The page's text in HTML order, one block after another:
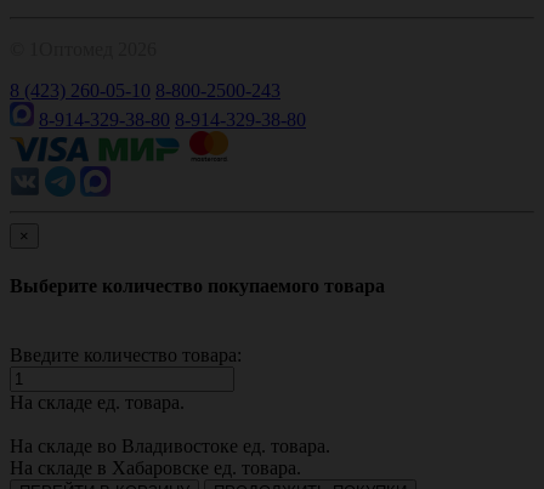
8 (423) 260-05-10 8-800-2500-243
8-914-329-38-80 8-914-329-38-80
×
Выберите количество покупаемого товара
Введите количество товара:
На складе ед. товара.
На складе во Владивостоке ед. товара.
На складе в Хабаровске ед. товара.